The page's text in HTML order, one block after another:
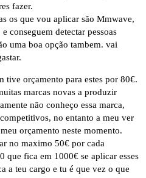
fazer.
os que vou aplicar são Mmwave,
conseguem detectar pessoas
uma boa opção tambem. vai
tive orçamento para estespor 80€.
marcas novas a produzir
não conheço essa marca,
no entanto a meu ver
orçamento neste momento.
no maximo 50€ por cada
que fica em 1000€ se aplicar esses
a teu cargo e tu é que vez o que